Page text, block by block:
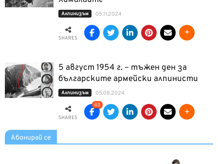
Алпинизъм 05.11.2024
SHARES
5 август 1954 г. – тъжен ден за
българските армейски алпинисти
Алпинизъм 05.08.2024
SHARES
63
Абонирай се